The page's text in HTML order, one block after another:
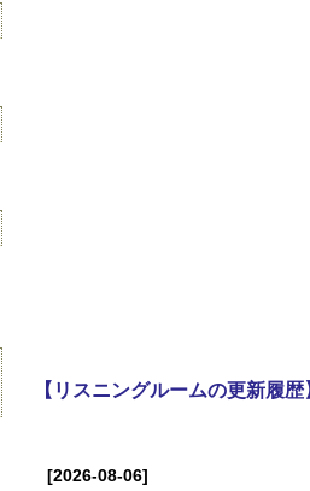
【リスニングルームの更新履歴
[2026-08-06]